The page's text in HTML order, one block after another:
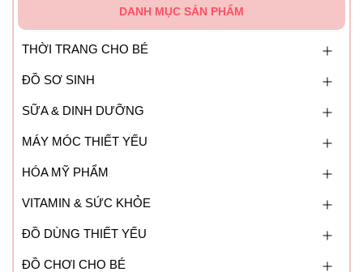
DANH MỤC SẢN PHẨM
THỜI TRANG CHO BÉ
ĐỒ SƠ SINH
SỮA & DINH DƯỠNG
MÁY MÓC THIẾT YẾU
HÓA MỸ PHẨM
VITAMIN & SỨC KHỎE
ĐỒ DÙNG THIẾT YẾU
ĐỒ CHƠI CHO BÉ